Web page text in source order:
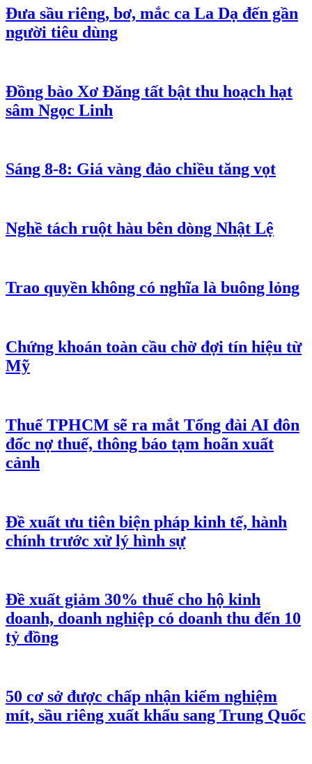
Đưa sầu riêng, bơ, mắc ca La Dạ đến gần
người tiêu dùng
Đồng bào Xơ Đăng tất bật thu hoạch hạt
sâm Ngọc Linh
Sáng 8-8: Giá vàng đảo chiều tăng vọt
Nghề tách ruột hàu bên dòng Nhật Lệ
Trao quyền không có nghĩa là buông lỏng
Chứng khoán toàn cầu chờ đợi tín hiệu từ
Mỹ
Thuế TPHCM sẽ ra mắt Tổng đài AI đôn
đốc nợ thuế, thông báo tạm hoãn xuất
cảnh
Đề xuất ưu tiên biện pháp kinh tế, hành
chính trước xử lý hình sự
Đề xuất giảm 30% thuế cho hộ kinh
doanh, doanh nghiệp có doanh thu đến 10
tỷ đồng
50 cơ sở được chấp nhận kiểm nghiệm
mít, sầu riêng xuất khẩu sang Trung Quốc